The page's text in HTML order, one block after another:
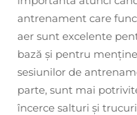
antrenament care
aer sunt excelente
bază și pentru
sesiunilor de
parte, sunt mai
încerce salturi și